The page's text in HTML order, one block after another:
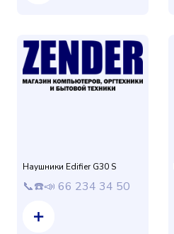
Наушники Edifier G30 S
📞☎️📣 66 234 34 50